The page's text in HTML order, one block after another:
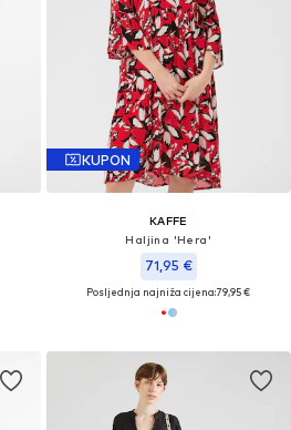
KUPON
KAFFE
Haljina 'Hera'
71,95 €
Posljednja najniža cijena:79,95 €